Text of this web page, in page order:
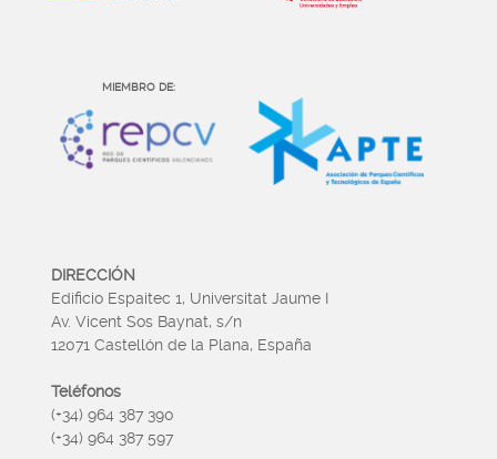
MIEMBRO DE:
DIRECCIÓN
Edificio Espaitec 1, Universitat Jaume I
Av. Vicent Sos Baynat, s/n
12071 Castellón de la Plana, España
Teléfonos
(+34) 964 387 390
(+34) 964 387 597